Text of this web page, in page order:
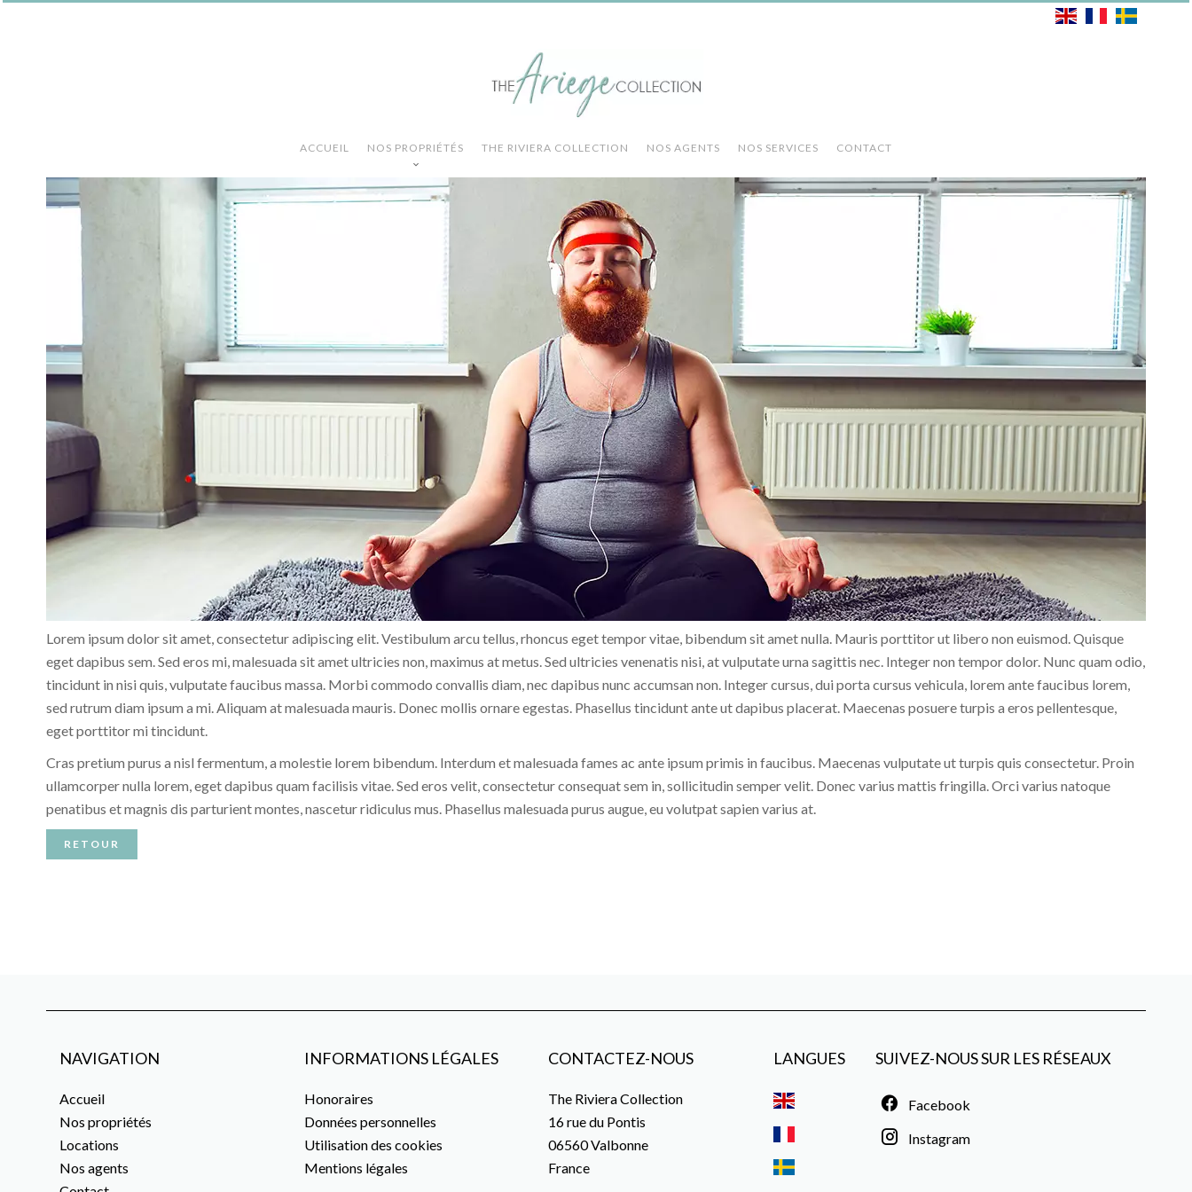
ACCUEIL NOS PROPRIÉTÉS THE RIVIERA COLLECTION NOS AGENTS NOS SERVICES CONTACT
Lorem ipsum dolor sit amet, consectetur adipiscing elit. Vestibulum arcu tellus, rhoncus eget tempor vitae, bibendum sit amet nulla. Mauris porttitor ut libero non euismod. Quisque
eget dapibus sem. Sed eros mi, malesuada sit amet ultricies non, maximus at metus. Sed ultricies venenatis nisi, at vulputate urna sagittis nec. Integer non tempor dolor. Nunc quam odio,
tincidunt in nisi quis, vulputate faucibus massa. Morbi commodo convallis diam, nec dapibus nunc accumsan non. Integer cursus, dui porta cursus vehicula, lorem ante faucibus lorem,
sed rutrum diam ipsum a mi. Aliquam at malesuada mauris. Donec mollis ornare egestas. Phasellus tincidunt ante ut dapibus placerat. Maecenas posuere turpis a eros pellentesque,
eget porttitor mi tincidunt.
Cras pretium purus a nisl fermentum, a molestie lorem bibendum. Interdum et malesuada fames ac ante ipsum primis in faucibus. Maecenas vulputate ut turpis quis consectetur. Proin
ullamcorper nulla lorem, eget dapibus quam facilisis vitae. Sed eros velit, consectetur consequat sem in, sollicitudin semper velit. Donec varius mattis fringilla. Orci varius natoque
penatibus et magnis dis parturient montes, nascetur ridiculus mus. Phasellus malesuada purus augue, eu volutpat sapien varius at.
RETOUR
NAVIGATION
Accueil
Nos propriétés
Locations
Nos agents
INFORMATIONS LÉGALES
Honoraires
Données personnelles
Utilisation des cookies
Mentions légales
CONTACTEZ-NOUS
The Riviera Collection
16 rue du Pontis
06560Valbonne
France
LANGUES SUIVEZ-NOUS SUR LES RÉSEAUX
Facebook
Instagram